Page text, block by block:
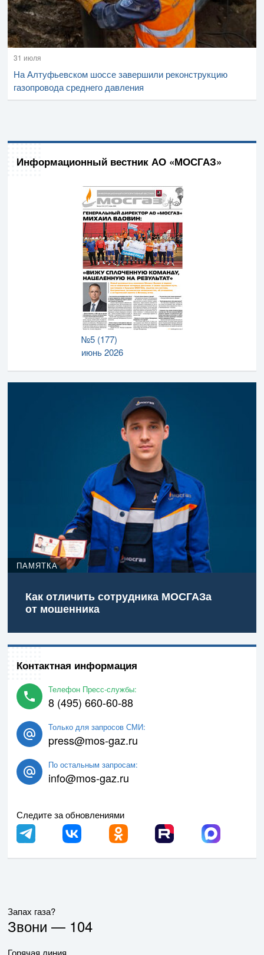
31 июля
На Алтуфьевском шоссе завершили реконструкцию
газопровода среднего давления
Информационный вестник АО «МОСГАЗ»
№5 (177)
июнь 2026
ПАМЯТКА
Как отличить сотрудника МОСГАЗа
от мошенника
Контактная информация
Телефон Пресс-службы:
8 (495) 660-60-88
Только для запросов СМИ:
press@mos-gaz.ru
По остальным запросам:
info@mos-gaz.ru
Следите за обновлениями
Запах газа?
Звони — 104